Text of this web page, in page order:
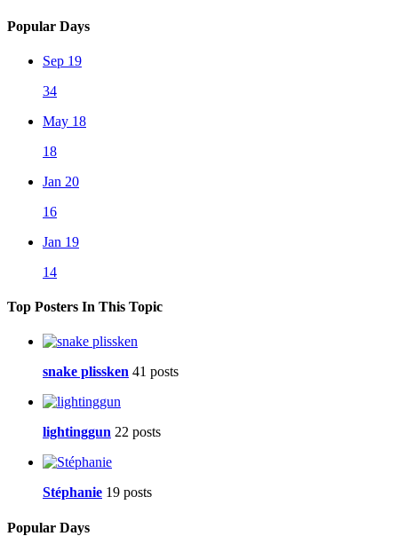
Popular Days
Sep 19
34
May 18
18
Jan 20
16
Jan 19
14
Top Posters In This Topic
snake plissken 41 posts
lightinggun 22 posts
Stéphanie 19 posts
Popular Days